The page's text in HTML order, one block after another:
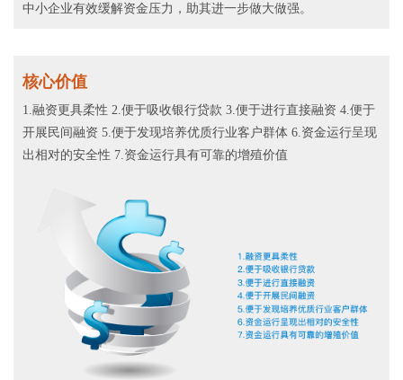
中小企业有效缓解资金压力，助其进一步做大做强。
核心价值
1.融资更具柔性 2.便于吸收银行贷款 3.便于进行直接融资 4.便于
开展民间融资 5.便于发现培养优质行业客户群体 6.资金运行呈现
出相对的安全性 7.资金运行具有可靠的增殖价值